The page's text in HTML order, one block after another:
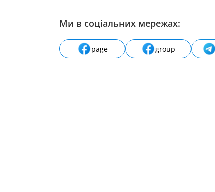
Ми в соціальних мережах:
page group